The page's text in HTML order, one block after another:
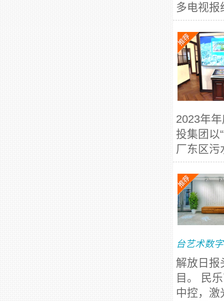
多电视报
2023年
投集团以
厂东区污
台艺术数
解放日报
目。 民
中控，激